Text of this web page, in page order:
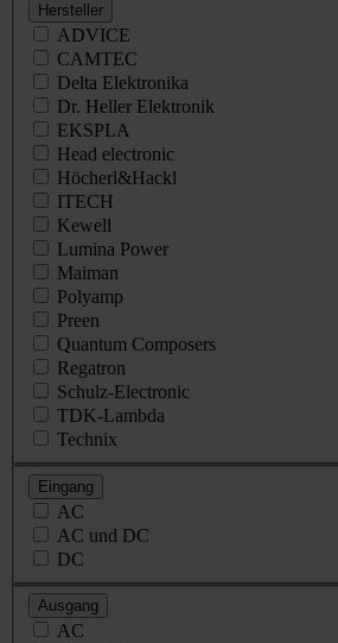
Hersteller
ADVICE
CAMTEC
Delta Elektronika
Dr. Heller Elektronik
EKSPLA
Head electronic
Höcherl&Hackl
ITECH
Kewell
Lumina Power
Maiman
Polyamp
Preen
Quantum Composers
Regatron
Schulz-Electronic
TDK-Lambda
Technix
Eingang
AC
AC und DC
DC
Ausgang
AC